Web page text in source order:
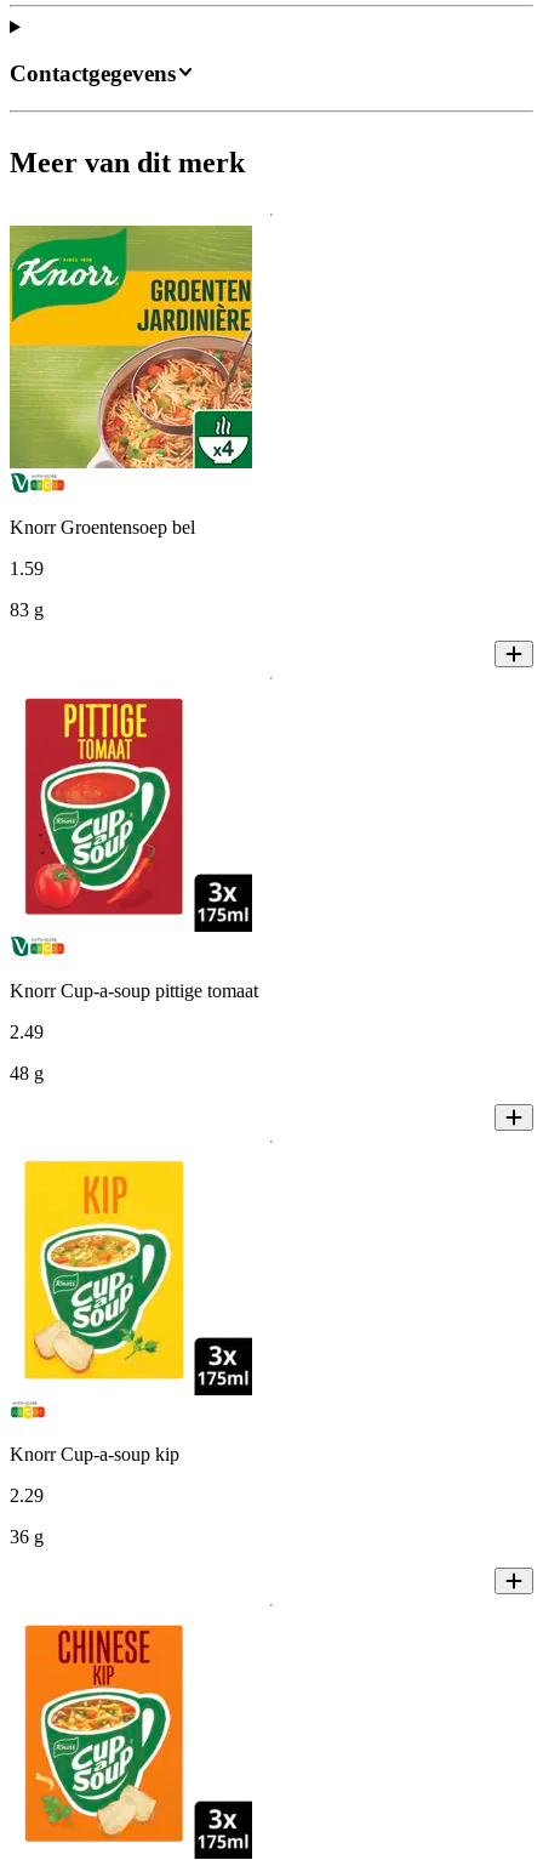
Contactgegevens
Meer van dit merk
Knorr Groentensoep bel
1 .59
83 g
Knorr Cup-a-soup pittige tomaat
2.49
48 g
Knorr Cup-a-soup kip
2.29
36 g